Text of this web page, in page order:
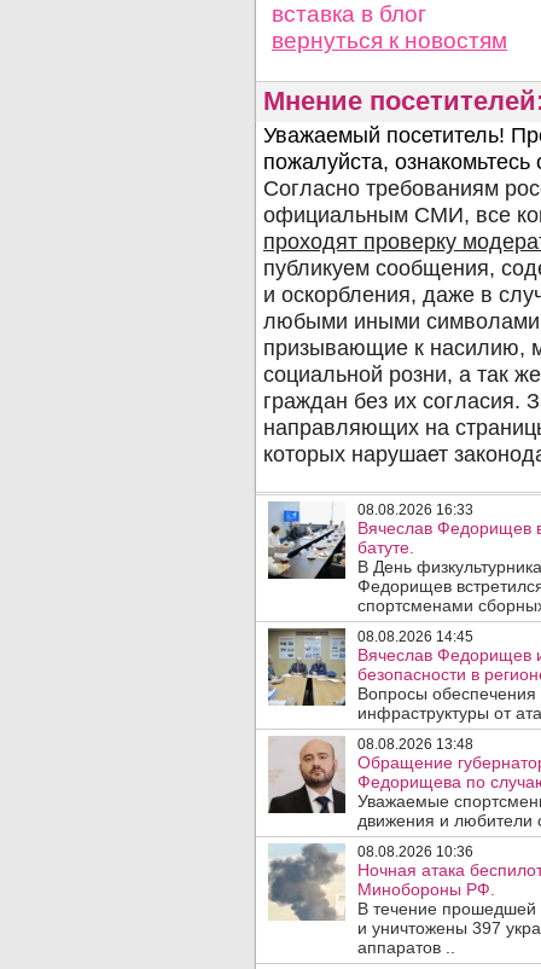
вставка в блог
вернуться к новостям
Мнение
08.08.2026 16:33
Вячеслав Федорищев
батуте.
В День
Федорищев
спортсменами
08.08.2026 14:45
Вячеслав Федорищев
безопасности в
Вопросы обеспечения
инфраструктуры от
08.08.2026 13:48
Обращение
Федорищева по
Уважаемые
движения и любители
08.08.2026 10:36
Ночная атака
Минобороны РФ.
В течение
и уничтожены 397
аппаратов ..